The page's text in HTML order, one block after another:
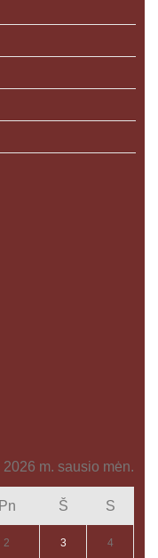
2026 m. sausio mėn.
Pn Š S
2 3 4